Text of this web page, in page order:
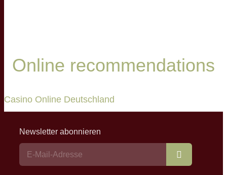
Online recommendations
Casino Online Deutschland
Newsletter abonnieren